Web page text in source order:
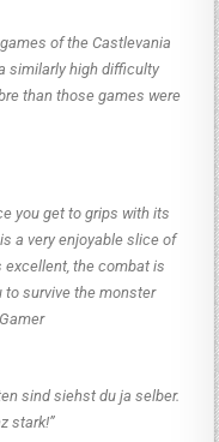
of the Castlevania
similarly high difficulty
than those games were
you get to grips with its
a very enjoyable slice of
the combat is
to survive the monster
sind siehst du ja selber.
stark!”